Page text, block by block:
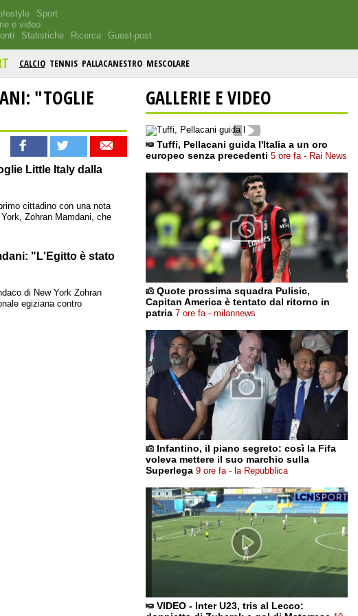
Sport
e video
Statistiche Ricerca Guest-post
CALCIO TENNIS PALLACANESTRO MESCOLARE
"TOGLIE
Little Italy dalla
cittadino con una nota
Zohran Mamdani, che
"L'Egitto è stato
di New York Zohran
egiziana contro
GALLERIE E VIDEO
Tuffi, Pellacani guida l'Italia a un oro
europeo senza precedenti 5 ore fa - Rai News
Quote prossima squadra Pulisic,
Capitan America è tentato dal ritorno in
patria 7 ore fa - milannews
Infantino, il piano segreto: così la Fifa
voleva mettere il suo marchio sulla
Superlega 9 ore fa - la Repubblica
VIDEO - Inter U23, tris al Lecco: